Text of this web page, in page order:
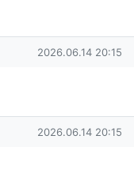
작성일
2026.06.14 20:15
작성일
2026.06.14 20:15